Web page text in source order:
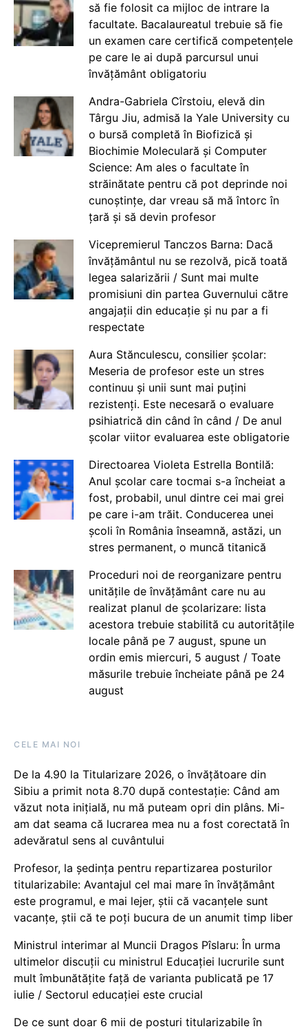
să fie folosit ca mijloc de intrare la
facultate. Bacalaureatul trebuie să fie
un examen care certifică competențele
pe care le ai după parcursul unui
învățământ obligatoriu
Andra-Gabriela Cîrstoiu, elevă din
Târgu Jiu, admisă la Yale University cu
o bursă completă în Biofizică și
Biochimie Moleculară și Computer
Science: Am ales o facultate în
străinătate pentru că pot deprinde noi
cunoștințe, dar vreau să mă întorc în
țară și să devin profesor
Vicepremierul Tanczos Barna: Dacă
învățământul nu se rezolvă, pică toată
legea salarizării / Sunt mai multe
promisiuni din partea Guvernului către
angajații din educație și nu par a fi
respectate
Aura Stănculescu, consilier școlar:
Meseria de profesor este un stres
continuu și unii sunt mai puțini
rezistenți. Este necesară o evaluare
psihiatrică din când în când / De anul
școlar viitor evaluarea este obligatorie
Directoarea Violeta Estrella Bontilă:
Anul școlar care tocmai s-a încheiat a
fost, probabil, unul dintre cei mai grei
pe care i-am trăit. Conducerea unei
școli în România înseamnă, astăzi, un
stres permanent, o muncă titanică
Proceduri noi de reorganizare pentru
unitățile de învățământ care nu au
realizat planul de școlarizare: lista
acestora trebuie stabilită cu autoritățile
locale până pe 7 august, spune un
ordin emis miercuri, 5 august / Toate
măsurile trebuie încheiate până pe 24
august
CELE MAI NOI
De la 4.90 la Titularizare 2026, o învățătoare din
Sibiu a primit nota 8.70 după contestație: Când am
văzut nota inițială, nu mă puteam opri din plâns. Mi-
am dat seama că lucrarea mea nu a fost corectată în
adevăratul sens al cuvântului
Profesor, la ședința pentru repartizarea posturilor
titularizabile: Avantajul cel mai mare în învățământ
este programul, e mai lejer, știi că vacanțele sunt
vacanţe, știi că te poți bucura de un anumit timp liber
Ministrul interimar al Muncii Dragos Pîslaru: În urma
ultimelor discuții cu ministrul Educației lucrurile sunt
mult îmbunătățite față de varianta publicată pe 17
iulie / Sectorul educației este crucial
De ce sunt doar 6 mii de posturi titularizabile în